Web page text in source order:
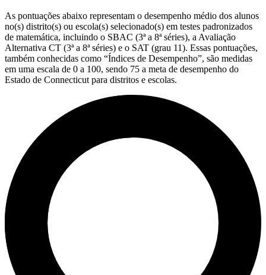
As pontuações abaixo representam o desempenho médio dos alunos
no(s) distrito(s) ou escola(s) selecionado(s) em testes padronizados
de matemática, incluindo o SBAC (3ª a 8ª séries), a Avaliação
Alternativa CT (3ª a 8ª séries) e o SAT (grau 11). Essas pontuações,
também conhecidas como “Índices de Desempenho”, são medidas
em uma escala de 0 a 100, sendo 75 a meta de desempenho do
Estado de Connecticut para distritos e escolas.